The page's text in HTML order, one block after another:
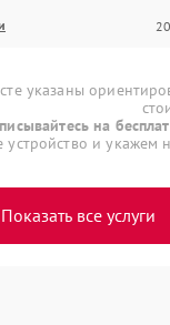
указаны
на
и укажем
Показать все услуги